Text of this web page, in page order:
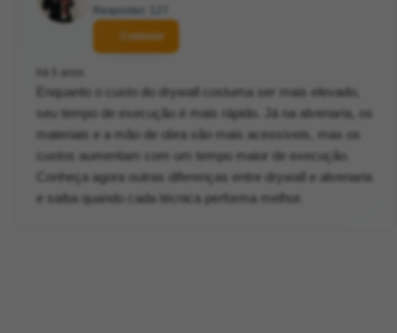
Respostas: 127
Contatar
há 5 anos
Enquanto o custo do drywall costuma ser mais elevado,
seu tempo de execução é mais rápido. Já na alvenaria, os
materiais e a mão de obra são mais acessíveis, mas os
custos aumentam com um tempo maior de execução.
Conheça agora outras diferenças entre drywall e alvenaria
e saiba quando cada técnica performa melhor.